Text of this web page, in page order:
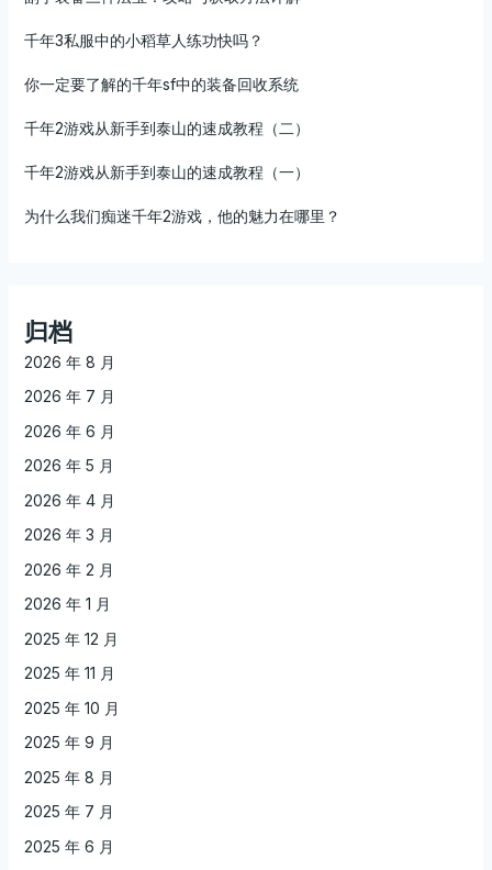
千年3私服中的小稻草人练功快吗？
你一定要了解的千年sf中的装备回收系统
千年2游戏从新手到泰山的速成教程（二）
千年2游戏从新手到泰山的速成教程（一）
为什么我们痴迷千年2游戏，他的魅力在哪里？
归档
2026 年 8 月
2026 年 7 月
2026 年 6 月
2026 年 5 月
2026 年 4 月
2026 年 3 月
2026 年 2 月
2026 年 1 月
2025 年 12 月
2025 年 11 月
2025 年 10 月
2025 年 9 月
2025 年 8 月
2025 年 7 月
2025 年 6 月